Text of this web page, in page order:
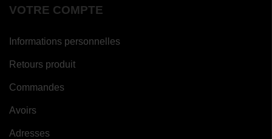
VOTRE COMPTE
Informations personnelles
Retours produit
Commandes
Avoirs
Adresses